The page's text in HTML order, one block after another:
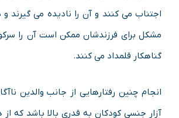
اجتناب می کنند و آن را نادیده می گیرند
مشکل برای فرزندشان ممکن است آن را
گناهکار قلمداد می کنند.
انجام چنین رفتارهایی از جانب والدین